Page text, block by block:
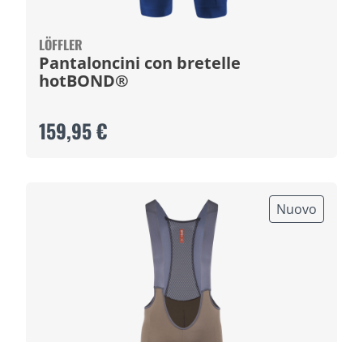
LÖFFLER
Pantaloncini con bretelle
hotBOND®
159,95 €
Nuovo